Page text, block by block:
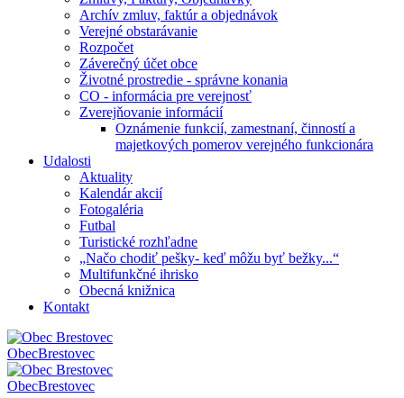
Archív zmluv, faktúr a objednávok
Verejné obstarávanie
Rozpočet
Záverečný účet obce
Životné prostredie - správne konania
CO - informácia pre verejnosť
Zverejňovanie informácií
Oznámenie funkcií, zamestnaní, činností a
majetkových pomerov verejného funkcionára
Udalosti
Aktuality
Kalendár akcií
Fotogaléria
Futbal
Turistické rozhľadne
„Načo chodiť pešky- keď môžu byť bežky...“
Multifunkčné ihrisko
Obecná knižnica
Kontakt
ObecBrestovec
ObecBrestovec